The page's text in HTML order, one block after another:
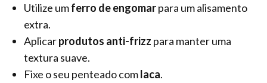
Utilize umferro de engomarpara um alisamento
extra.
Aplicarprodutos anti-frizz para manter uma
textura suave.
Fixe o seu penteado comlaca.